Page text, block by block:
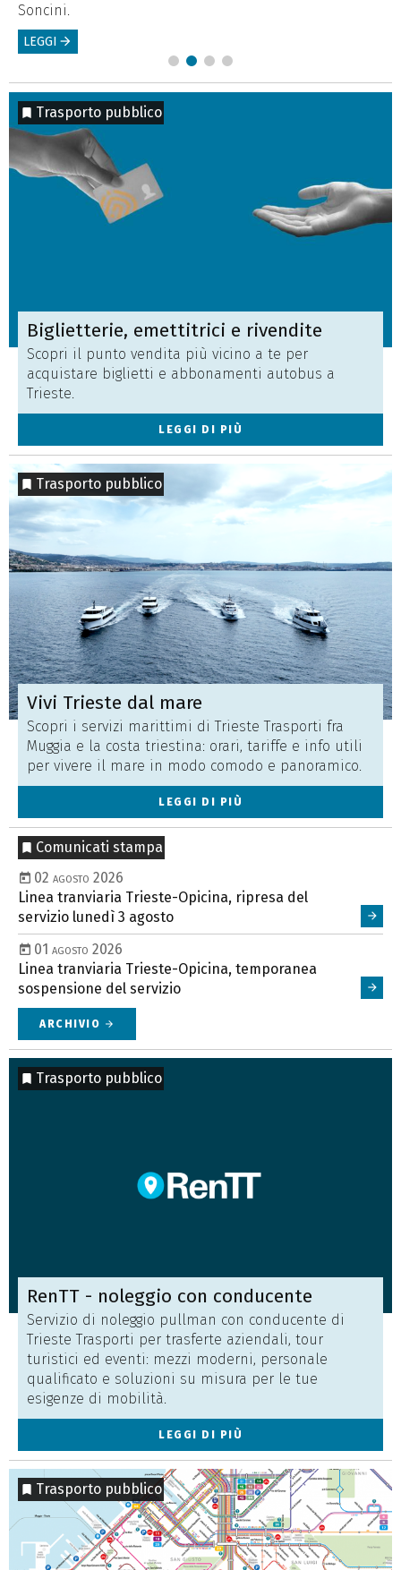
Soncini.
LEGGI arrow_forward
Trasporto pubblico
RenTT - noleggio con conducente
Servizio di noleggio pullman con conducente di
Trieste Trasporti per trasferte aziendali, tour
turistici ed eventi: mezzi moderni, personale
qualificato e soluzioni su misura per le tue
esigenze di mobilità.
LEGGI DI PIÙ
Trasporto pubblico
Trasporto pubblico
Biglietterie, emettitrici e rivendite
Scopri il punto vendita più vicino a te per
acquistare biglietti e abbonamenti autobus a
Trieste.
LEGGI DI PIÙ
Trasporto pubblico
Vivi Trieste dal mare
Scopri i servizi marittimi di Trieste Trasporti fra
Muggia e la costa triestina: orari, tariffe e info utili
per vivere il mare in modo comodo e panoramico.
LEGGI DI PIÙ
Comunicati stampa
02 agosto 2026
Linea tranviaria Trieste-Opicina, ripresa del
servizio lunedì 3 agosto
01 agosto 2026
Linea tranviaria Trieste-Opicina, temporanea
sospensione del servizio
ARCHIVIO arrow_forward